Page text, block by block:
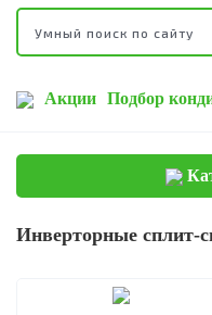
Акции Подбор
Инверторные сплит-